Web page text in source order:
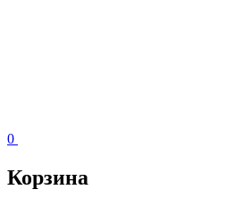
0
Корзина